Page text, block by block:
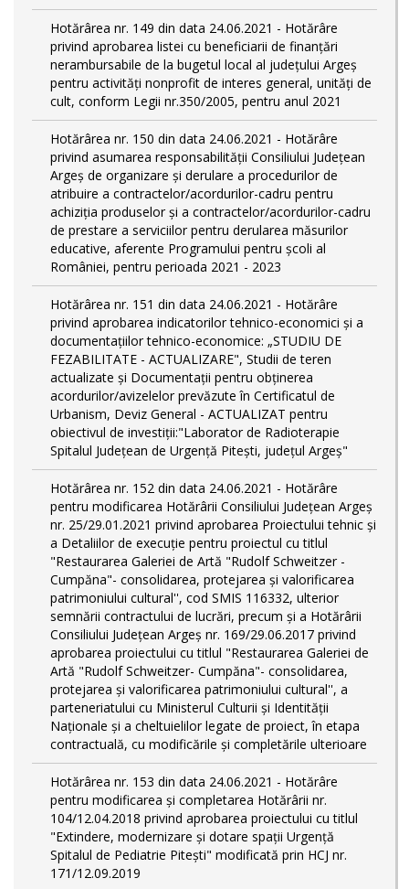
Hotărârea nr. 149 din data 24.06.2021 - Hotărâre
privind aprobarea listei cu beneficiarii de finanțări
nerambursabile de la bugetul local al județului Argeș
pentru activităţi nonprofit de interes general, unități de
cult, conform Legii nr.350/2005, pentru anul 2021
Hotărârea nr. 150 din data 24.06.2021 - Hotărâre
privind asumarea responsabilității Consiliului Județean
Argeș de organizare şi derulare a procedurilor de
atribuire a contractelor/acordurilor-cadru pentru
achiziţia produselor şi a contractelor/acordurilor-cadru
de prestare a serviciilor pentru derularea măsurilor
educative, aferente Programului pentru școli al
României, pentru perioada 2021 - 2023
Hotărârea nr. 151 din data 24.06.2021 - Hotărâre
privind aprobarea indicatorilor tehnico-economici și a
documentațiilor tehnico-economice: „STUDIU DE
FEZABILITATE - ACTUALIZARE", Studii de teren
actualizate și Documentații pentru obținerea
acordurilor/avizelelor prevăzute în Certificatul de
Urbanism, Deviz General - ACTUALIZAT pentru
obiectivul de investiții:"Laborator de Radioterapie
Spitalul Județean de Urgență Pitești, județul Argeș"
Hotărârea nr. 152 din data 24.06.2021 - Hotărâre
pentru modificarea Hotărârii Consiliului Judeţean Argeş
nr. 25/29.01.2021 privind aprobarea Proiectului tehnic şi
a Detaliilor de execuţie pentru proiectul cu titlul
"Restaurarea Galeriei de Artă "Rudolf Schweitzer -
Cumpăna"- consolidarea, protejarea şi valorificarea
patrimoniului cultural'', cod SMIS 116332, ulterior
semnării contractului de lucrări, precum şi a Hotărârii
Consiliului Judeţean Argeş nr. 169/29.06.2017 privind
aprobarea proiectului cu titlul "Restaurarea Galeriei de
Artă "Rudolf Schweitzer- Cumpăna"- consolidarea,
protejarea şi valorificarea patrimoniului cultural'', a
parteneriatului cu Ministerul Culturii şi Identităţii
Naţionale şi a cheltuielilor legate de proiect, în etapa
contractuală, cu modificările şi completările ulterioare
Hotărârea nr. 153 din data 24.06.2021 - Hotărâre
pentru modificarea și completarea Hotărârii nr.
104/12.04.2018 privind aprobarea proiectului cu titlul
"Extindere, modernizare și dotare spații Urgență
Spitalul de Pediatrie Pitești" modificată prin HCJ nr.
171/12.09.2019